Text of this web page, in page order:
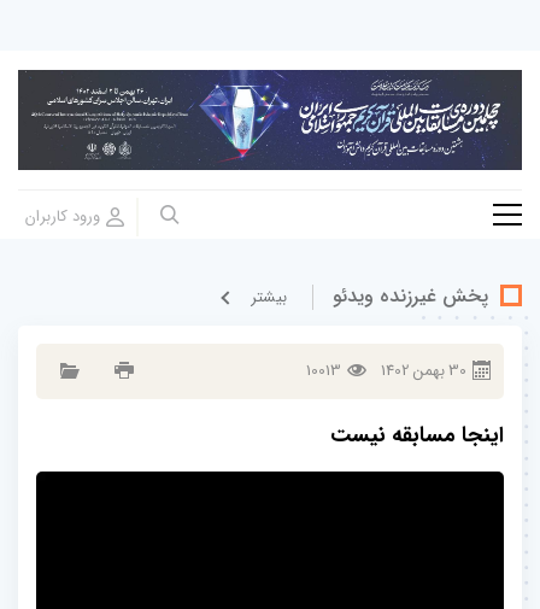
پخش غيرزنده ویدئو بيشتر
30بهمن1402
10013
اینجا مسابقه نیست